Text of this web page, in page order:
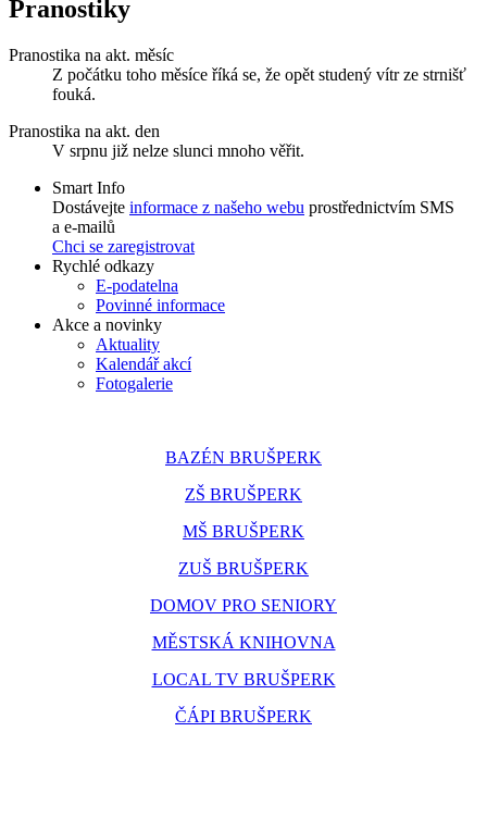
Pranostiky
Pranostika na akt. měsíc
Z počátku toho měsíce říká se, že opět studený vítr ze strnišť
fouká.
Pranostika na akt. den
V srpnu již nelze slunci mnoho věřit.
Smart Info
Dostávejte informace z našeho webu prostřednictvím SMS
a e-mailů
Chci se zaregistrovat
Rychlé odkazy
E-podatelna
Povinné informace
Akce a novinky
Aktuality
Kalendář akcí
Fotogalerie
BAZÉN BRUŠPERK
ZŠ BRUŠPERK
MŠ BRUŠPERK
ZUŠ BRUŠPERK
DOMOV PRO SENIORY
MĚSTSKÁ KNIHOVNA
LOCAL TV BRUŠPERK
ČÁPI BRUŠPERK